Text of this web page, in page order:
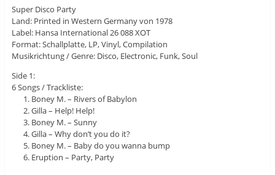
Super Disco Party
Land: Printed in Western Germany von 1978
Label: Hansa International 26 088 XOT
Format: Schallplatte, LP, Vinyl, Compilation
Musikrichtung / Genre: Disco, Electronic, Funk, Soul
Side 1:
6 Songs / Trackliste:
Boney M. – Rivers of Babylon
Gilla – Help! Help!
Boney M. – Sunny
Gilla – Why don’t you do it?
Boney M. – Baby do you wanna bump
Eruption – Party, Party